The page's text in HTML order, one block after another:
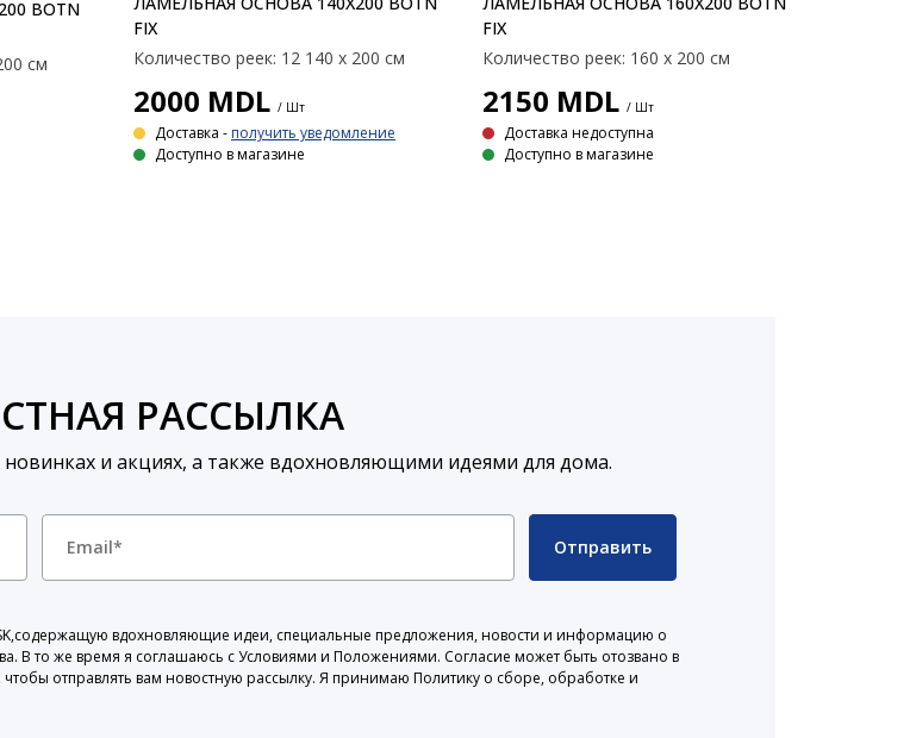
BOTN
см
FIX
Количество реек: 12 140 х 200 см
2000 MDL / Шт
Доставка - получить уведомление
Доступно в магазине
FIX
Количество реек: 160 х 200 см
2150 MDL / Шт
Доставка недоступна
Доступно в магазине
РАССЫЛКА
и акциях, а также вдохновляющими идеями для дома.
Отправить
вдохновляющие идеи, специальные предложения, новости и информацию о
В то же время я соглашаюсь с Условиями и Положениями. Согласие может быть отозвано в
отправлять вам новостную рассылку. Я принимаю Политику о сборе, обработке и